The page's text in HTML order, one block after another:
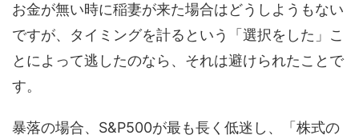
お金が無い時に稲妻が来た場合はどうしようもない
ですが、タイミングを計るという「選択をした」こ
とによって逃したのなら、それは避けられたことで
す。
暴落の場合、S&P500が最も長く低迷し、「株式の